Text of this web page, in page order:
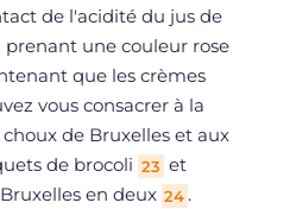
de l'acidité du jus de
une couleur rose
que les crèmes
vous consacrer à la
de Bruxelles et aux
de brocoli 23 et
en deux 24 .